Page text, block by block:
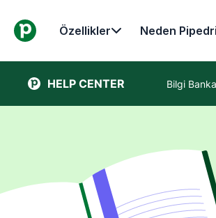
Özellikler Neden
HELP CENTER Bilgi